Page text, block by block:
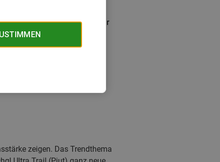
der Wettbewerb sowohl für
ab sofort möglich.
zeigen. Das Trendthema